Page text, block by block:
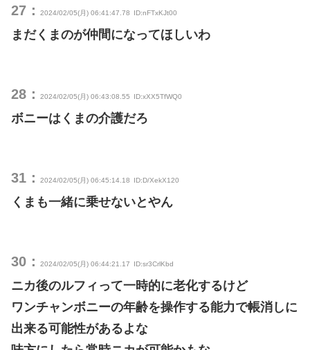
27： 2024/02/05(月) 06:41:47.78 ID:nFTxKJt00
まだくまのが仲間になってほしいわ
28： 2024/02/05(月) 06:43:08.55 ID:xXX5TfWQ0
ボニーはくまの介護だろ
31： 2024/02/05(月) 06:45:14.18 ID:D/XekX120
くまも一緒に乗せないとやん
30： 2024/02/05(月) 06:44:21.17 ID:sr3CrlKbd
ニカ後のルフィって一時的に老化するけど
ワンチャンボニーの年齢を操作する能力で帳消しに
出来る可能性があるよな